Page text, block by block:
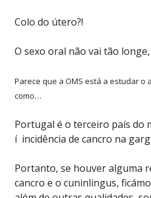
Colo do útero?!
O sexo oral não vai tão
Parece que a OMS está a estudar o
como…
Portugal é o terceiro país do
í incidência de cancro na
Portanto, se houver alguma
cancro e o cuninlingus,